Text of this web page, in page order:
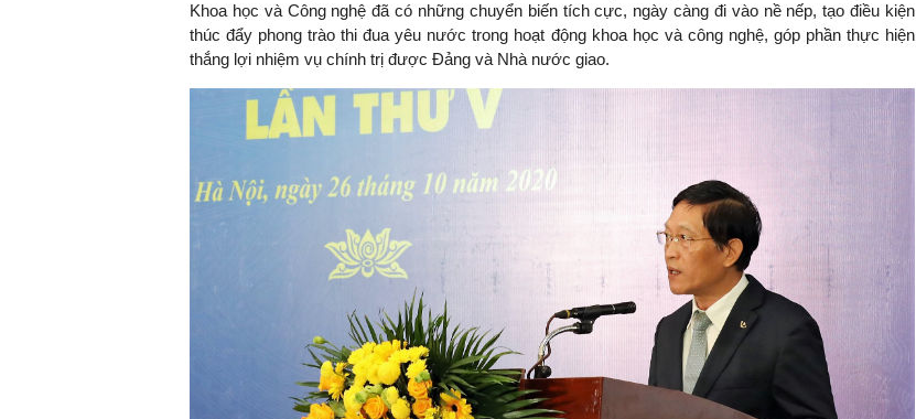
Khoa học và Công nghệ đã có những chuyển biến tích cực, ngày càng đi vào nề nếp, tạo điều kiện
thúc đẩy phong trào thi đua yêu nước trong hoạt động khoa học và công nghệ, góp phần thực hiện
thắng lợi nhiệm vụ chính trị được Đảng và Nhà nước giao.